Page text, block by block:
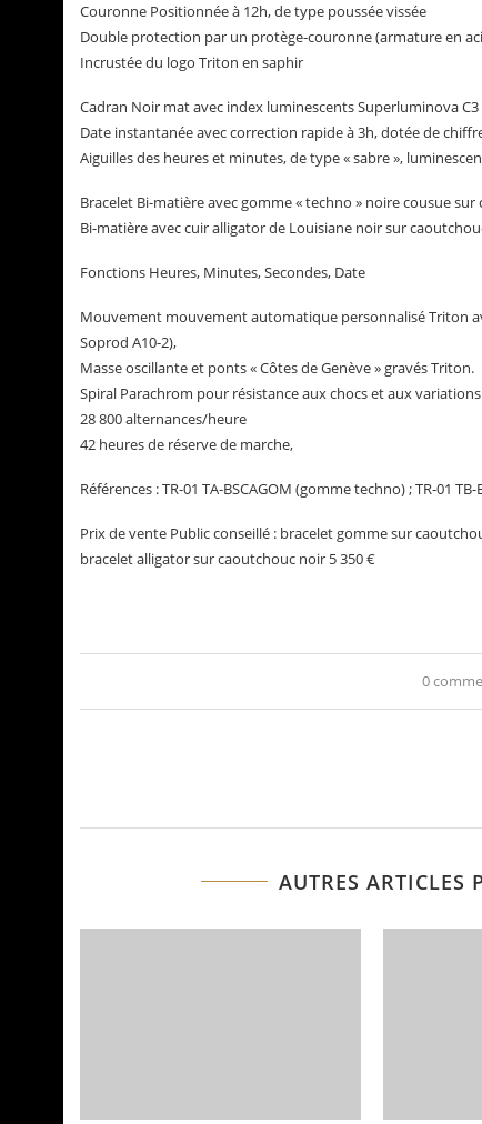
Couronne Positionnée à 12h, de type poussée vissée
Double protection par un protège-couronne (armature en
Incrustée du logo Triton en saphir
Cadran Noir mat avec index luminescents Superluminova C3
Date instantanée avec correction rapide à 3h, dotée de
Aiguilles des heures et minutes, de type « sabre »,
Bracelet Bi-matière avec gomme « techno » noire cousue
Bi-matière avec cuir alligator de Louisiane noir sur
Fonctions Heures, Minutes, Secondes, Date
Mouvement mouvement automatique personnalisé Triton
Soprod A10-2),
Masse oscillante et ponts « Côtes de Genève » gravés Triton.
Spiral Parachrom pour résistance aux chocs et aux
28 800 alternances/heure
42 heures de réserve de marche,
Références : TR-01 TA-BSCAGOM (gomme techno) ; TR-01
Prix de vente Public conseillé : bracelet gomme sur
bracelet alligator sur caoutchouc noir 5 350 €
0
AUTRES ARTICLES